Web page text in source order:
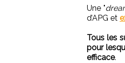
Une "
d’APG et
Tous les
pour
efficace.